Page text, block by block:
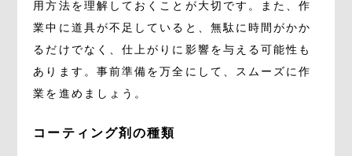
用方法を理解しておくことが大切です。また、作
業中に道具が不足していると、無駄に時間がかか
るだけでなく、仕上がりに影響を与える可能性も
あります。事前準備を万全にして、スムーズに作
業を進めましょう。
コーティング剤の種類